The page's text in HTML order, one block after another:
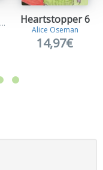
Heartstopper 6
Alice Oseman
14,97€